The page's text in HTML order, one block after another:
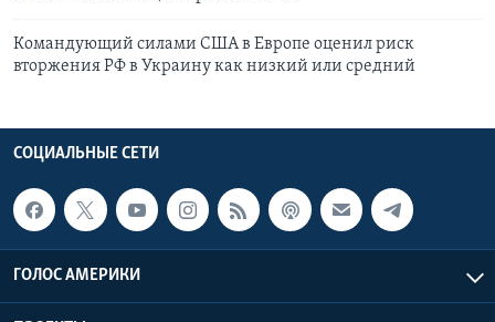
Командующий силами США в Европе оценил риск
вторжения РФ в Украину как низкий или средний
СОЦИАЛЬНЫЕ СЕТИ
ГОЛОС АМЕРИКИ